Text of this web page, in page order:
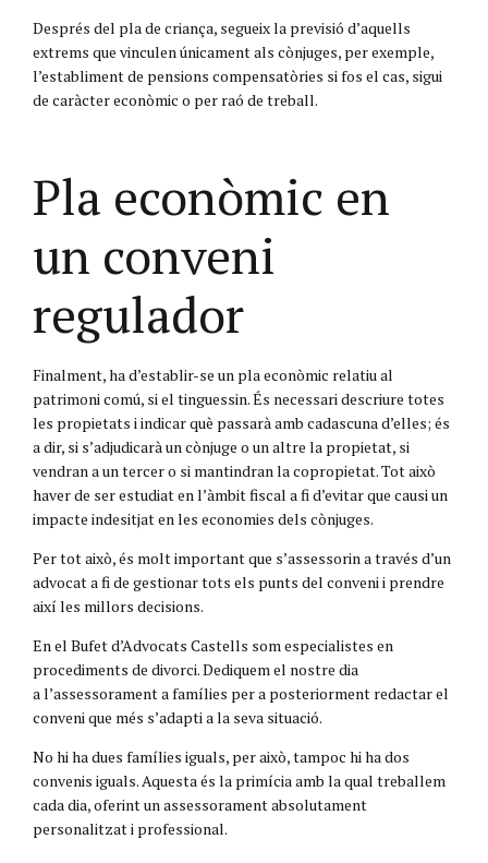
Després del pla de criança, segueix la previsió d’aquells
extrems que vinculen únicament als cònjuges, per exemple,
l’establiment de pensions compensatòries si fos el cas, sigui
de caràcter econòmic o per raó de treball.
Pla econòmic en
un conveni
regulador
Finalment, ha d’establir-se un pla econòmic relatiu al
patrimoni comú, si el tinguessin. És necessari descriure totes
les propietats i indicar què passarà amb cadascuna d’elles; és
a dir, si s’adjudicarà un cònjuge o un altre la propietat, si
vendran a un tercer o si mantindran la copropietat. Tot això
haver de ser estudiat en l’àmbit fiscal a fi d’evitar que causi un
impacte indesitjat en les economies dels cònjuges.
Per tot això, és molt important que s’assessorin a través d’un
advocat a fi de gestionar tots els punts del conveni i prendre
així les millors decisions.
En el Bufet d’Advocats Castells som especialistes en
procediments de divorci. Dediquem el nostre dia
a l’assessorament a famílies per a posteriorment redactar el
conveni que més s’adapti a la seva situació.
No hi ha dues famílies iguals, per això, tampoc hi ha dos
convenis iguals. Aquesta és la primícia amb la qual treballem
cada dia, oferint un assessorament absolutament
personalitzat i professional.